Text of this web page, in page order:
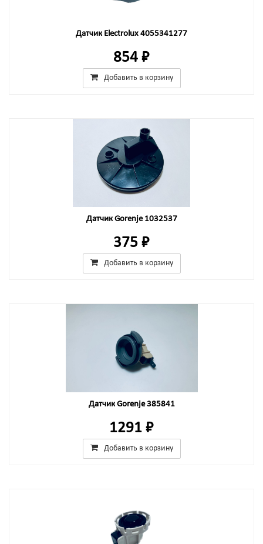
Датчик Electrolux 4055341277
854 ₽
Добавить в корзину
Датчик Gorenje 1032537
375 ₽
Добавить в корзину
Датчик Gorenje 385841
1291 ₽
Добавить в корзину